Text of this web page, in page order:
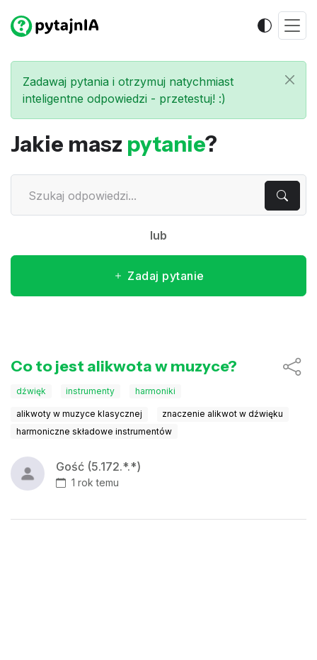
Zadawaj pytania i otrzymuj natychmiast
inteligentne odpowiedzi - przetestuj! :)
Jakie masz pytanie?
lub
Zadaj pytanie
Co to jest alikwota w muzyce?
dźwięk instrumenty harmoniki
alikwoty w muzyce klasycznej
znaczenie alikwot w dźwięku
harmoniczne składowe instrumentów
Gość (5.172.*.*)
1 rok temu